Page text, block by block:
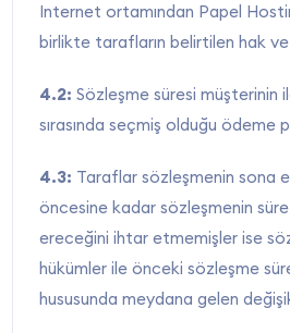
Internet ortamından Papel
birlikte tarafların belirtilen hak
4.2: Sözleşme süresi müşterinin
sırasında seçmiş olduğu ödeme
4.3: Taraflar sözleşmenin sona
öncesine kadar sözleşmenin
ereceğini ihtar etmemişler ise
hükümler ile önceki sözleşme
hususunda meydana gelen